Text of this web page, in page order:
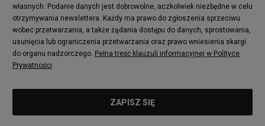
własnych. Podanie danych jest dobrowolne, aczkolwiek niezbędne w celu
otrzymywania newslettera. Każdy ma prawo do zgłoszenia sprzeciwu
wobec przetwarzania, a także żądania dostępu do danych, sprostowania,
usunięcia lub ograniczenia przetwarzania oraz prawo wniesienia skargi
do organu nadzorczego. Pełna treść klauzuli informacyjnej w Polityce
Prywatności